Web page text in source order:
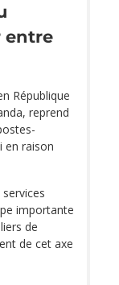
entre
République
reprend
en raison
importante
de
de cet axe